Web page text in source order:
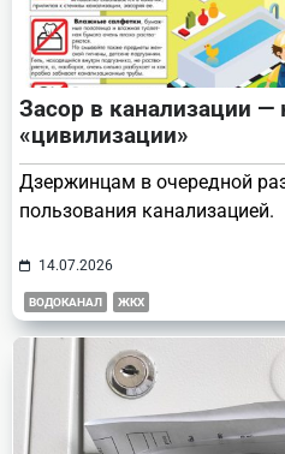
Засор в канализации —
«цивилизации»
Дзержинцам в очередной
пользования канализацией.
14.07.2026
ВОДОКАНАЛ ЖКХ